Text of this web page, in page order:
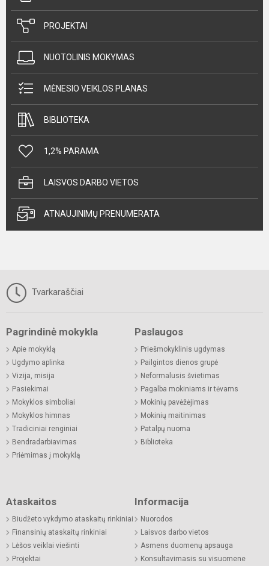
PROJEKTAI
NUOTOLINIS MOKYMAS
MĖNESIO VEIKLOS PLANAS
BIBLIOTEKA
1,2% PARAMA
LAISVOS DARBO VIETOS
ATNAUJINIMŲ PRENUMERATA
Tvarkaraščiai
Pagrindinė mokykla
Apie mokyklą
Ugdymo aplinka
Vizija, misija
Pasiekimai
Mokyklos simboliai
Mokyklos himnas
Tradiciniai renginiai
Bendradarbiavimas
Priėmimas į mokyklą
Paslaugos
Priešmokyklinis ugdymas
Pailgintos dienos grupė
Neformalusis švietimas
Pagalba mokiniams ir tėvams
Mokinių pavėžėjimas
Mokinių maitinimas
Patalpų nuoma
Biblioteka
Ataskaitos
Biudžeto vykdymo ataskaitų rinkiniai
Finansinių ataskaitų rinkiniai
Lėšos veiklai viešinti
Projektai
Informacija
Nuorodos
Laisvos darbo vietos
Asmens duomenų apsauga
Konsultavimasis su visuomene